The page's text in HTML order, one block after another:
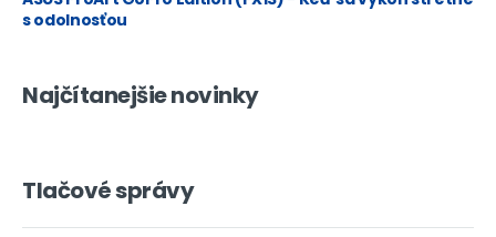
s odolnosťou
Najčítanejšie novinky
Tlačové správy